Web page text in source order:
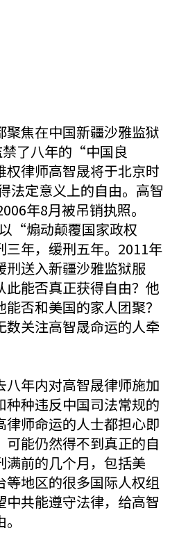
聚焦在中国新疆沙雅监狱
了八年的“中国良
律师高智晟将于北京时
法定意义上的自由。高智
年8月被吊销执照。
“煽动颠覆国家政权
年，缓刑五年。2011年
刑送入新疆沙雅监狱服
此能否真正获得自由？他
否和美国的家人团聚？
数关注高智晟命运的人牵
八年内对高智晟律师施加
种种违反中国司法常规的
律师命运的人士都担心即
能仍然得不到真正的自
满前的几个月，包括美
等地区的很多国际人权组
共能遵守法律，给高智